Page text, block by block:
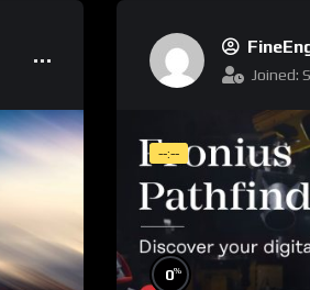
Joined:
--:--
0%